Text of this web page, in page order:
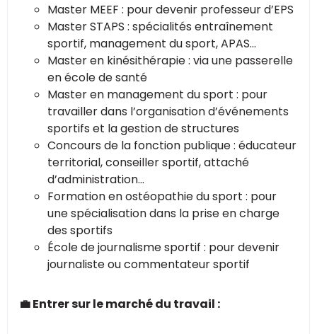
Master MEEF : pour devenir professeur d’EPS
Master STAPS : spécialités entraînement
sportif, management du sport, APAS…
Master en kinésithérapie : via une passerelle
en école de santé
Master en management du sport : pour
travailler dans l’organisation d’événements
sportifs et la gestion de structures
Concours de la fonction publique : éducateur
territorial, conseiller sportif, attaché
d’administration…
Formation en ostéopathie du sport : pour
une spécialisation dans la prise en charge
des sportifs
École de journalisme sportif : pour devenir
journaliste ou commentateur sportif
💼 Entrer sur le marché du travail :